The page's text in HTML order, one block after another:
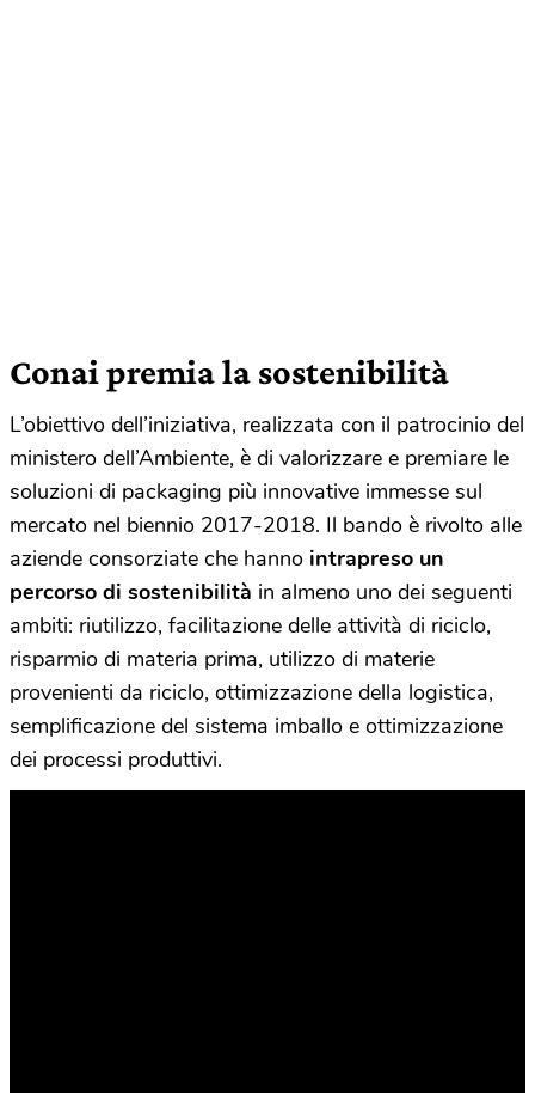
Conai premia la sostenibilità
L’obiettivo dell’iniziativa, realizzata con il patrocinio del
ministero dell’Ambiente, è di valorizzare e premiare le
soluzioni di packaging più innovative immesse sul
mercato nel biennio 2017-2018. Il bando è rivolto alle
aziende consorziate che hanno intrapreso un
percorso di sostenibilità in almeno uno dei seguenti
ambiti: riutilizzo, facilitazione delle attività di riciclo,
risparmio di materia prima, utilizzo di materie
provenienti da riciclo, ottimizzazione della logistica,
semplificazione del sistema imballo e ottimizzazione
dei processi produttivi.